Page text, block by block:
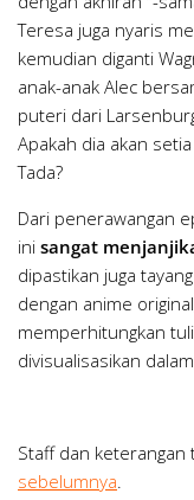
Teresa juga nyaris
kemudian diganti
anak-anak Alec
puteri dari
Apakah dia akan
Tada?
Dari penerawangan
ini sangat
dipastikan juga
dengan anime
memperhitungkan
divisualisasikan
Staff dan keterangan
sebelumnya